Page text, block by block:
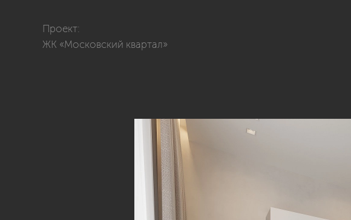
Проект:
ЖК «Московский квартал»